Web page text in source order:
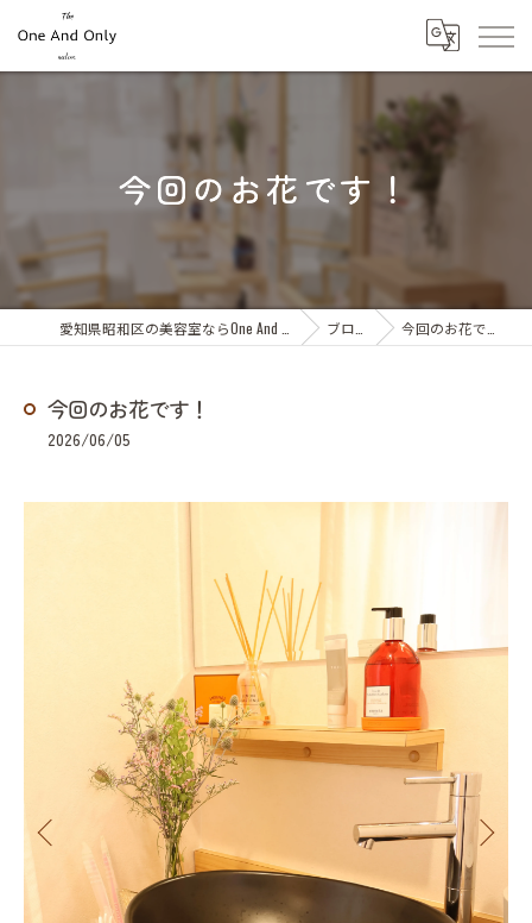
今回のお花です！
ブログ 今回のお花です！
今回のお花です！
2026/06/05